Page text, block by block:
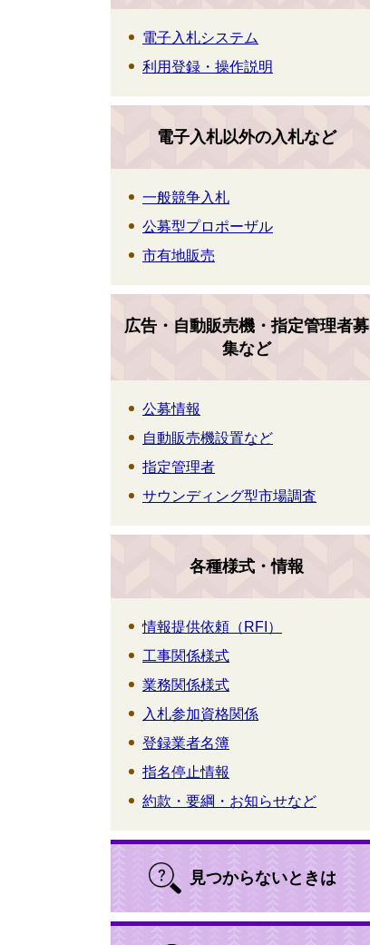
電子入札システム
利用登録・操作説明
電子入札以外の入札など
一般競争入札
公募型プロポーザル
市有地販売
広告・自動販売機・指定管理者募
集など
公募情報
自動販売機設置など
指定管理者
サウンディング型市場調査
各種様式・情報
情報提供依頼（RFI）
工事関係様式
業務関係様式
入札参加資格関係
登録業者名簿
指名停止情報
約款・要綱・お知らせなど
見つからないときは